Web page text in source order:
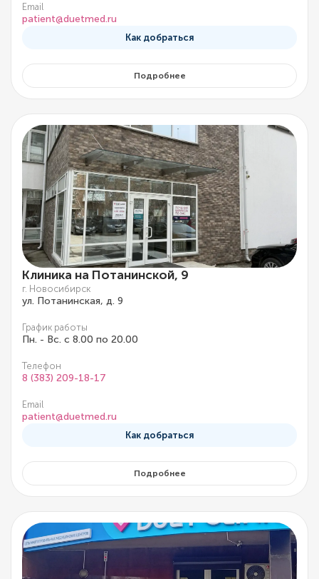
Email
patient@duetmed.ru
Как добраться
Подробнее
Клиника на Потанинской, 9
г. Новосибирск
ул. Потанинская, д. 9
График работы
Пн. - Вс. с 8.00 по 20.00
Телефон
8 (383) 209-18-17
Email
patient@duetmed.ru
Как добраться
Подробнее